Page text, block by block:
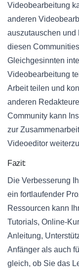
Videobearbeitung
anderen
auszutauschen
diesen
Gleichgesinnten
Videobearbeitung
Arbeit teilen und
anderen
Community kann
zur
Videoeditor
Fazit:
Die Verbesserung
ein fortlaufender
Ressourcen kann
Tutorials, Online-
Anleitung,
Anfänger als auch
gleich, ob Sie das